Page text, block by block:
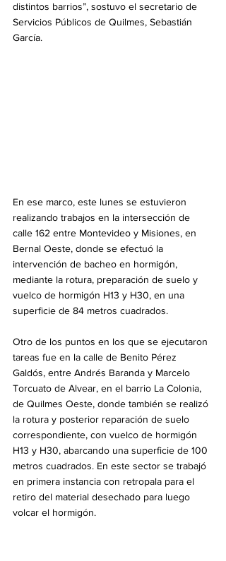
distintos barrios”, sostuvo el secretario de
Servicios Públicos de Quilmes, Sebastián
García.
En ese marco, este lunes se estuvieron
realizando trabajos en la intersección de
calle 162 entre Montevideo y Misiones, en
Bernal Oeste, donde se efectuó la
intervención de bacheo en hormigón,
mediante la rotura, preparación de suelo y
vuelco de hormigón H13 y H30, en una
superficie de 84 metros cuadrados.
Otro de los puntos en los que se ejecutaron
tareas fue en la calle de Benito Pérez
Galdós, entre Andrés Baranda y Marcelo
Torcuato de Alvear, en el barrio La Colonia,
de Quilmes Oeste, donde también se realizó
la rotura y posterior reparación de suelo
correspondiente, con vuelco de hormigón
H13 y H30, abarcando una superficie de 100
metros cuadrados. En este sector se trabajó
en primera instancia con retropala para el
retiro del material desechado para luego
volcar el hormigón.